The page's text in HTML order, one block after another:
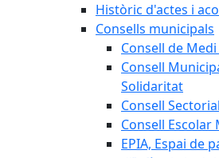
Històric d'actes i
Consells municipals
Consell de
Consell
Solidaritat
Consell
Consell Escolar
EPIA, Espai de